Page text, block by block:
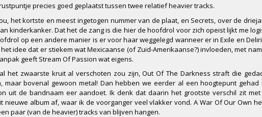
precies goed geplaatst tussen twee relatief heavier tracks.
het kortste en meest ingetogen nummer van de plaat, en Secrets, over de
kinderkanker. Dat het de zang is die hier de hoofdrol voor zich opeist lijkt me
op een andere manier is er voor haar weggelegd wanneer er in Exile en
idee dat er stiekem wat Mexicaanse (of Zuid-Amerikaanse?) invloeden, met
geeft Stream Of Passion wat eigens.
het zwaarste kruit al verschoten zou zijn, Out Of The Darkness straft die
bovenal gewoon metal! Dan hebben we eerder al een hoogtepunt gehad
uit de bandnaam eer aandoet. Ik denk dat daarin het grootste verschil zit
album af, waar ik de voorganger veel vlakker vond. A War Of Our Own
paar (van de heavier) tracks van blijven hangen.